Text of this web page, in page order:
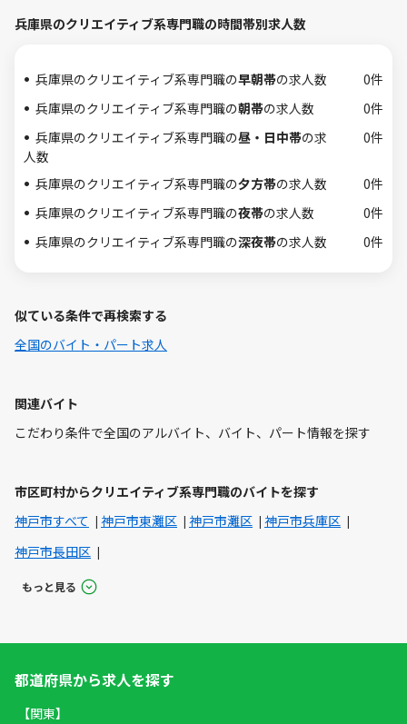
兵庫県のクリエイティブ系専門職の時間帯別求人数
兵庫県のクリエイティブ系専門職の早朝帯の求人数
0件
兵庫県のクリエイティブ系専門職の朝帯の求人数
0件
兵庫県のクリエイティブ系専門職の昼・日中帯の求
人数
0件
兵庫県のクリエイティブ系専門職の夕方帯の求人数
0件
兵庫県のクリエイティブ系専門職の夜帯の求人数
0件
兵庫県のクリエイティブ系専門職の深夜帯の求人数 0件
似ている条件で再検索する
全国のバイト・パート求人
関連バイト
こだわり条件で全国のアルバイト、バイト、パート情報を探す
市区町村からクリエイティブ系専門職のバイトを探す
神戸市すべて
神戸市東灘区 神戸市灘区
神戸市兵庫区
神戸市長田区
もっと見る
都道府県から求人を探す
【関東】